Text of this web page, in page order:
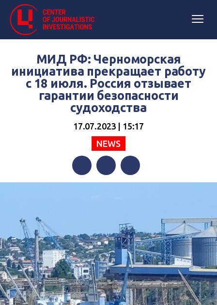
МИД РФ: Черноморская
инициатива прекращает работу
с 18 июля. Россия отзывает
гарантии безопасности
судоходства
17.07.2023 | 15:17
NEWS
FacebookTwitterTelegram